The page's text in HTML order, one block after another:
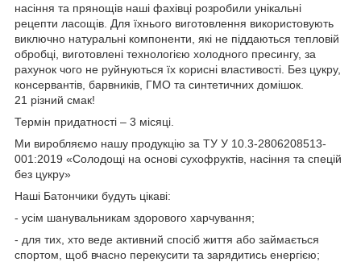
насіння та прянощів наші фахівці розробили унікальні
рецепти ласощів. Для їхнього виготовлення використовують
виключно натуральні компоненти, які не піддаються тепловій
обробці, виготовлені технологією холодного пресингу, за
рахунок чого не руйнуються їх корисні властивості. Без цукру,
консервантів, барвників, ГМО та синтетичних домішок.
21 різний смак!
Термін придатності – 3 місяці.
Ми виробляємо нашу продукцію за ТУ У 10.3-2806208513-
001:2019 «Солодощі на основі сухофруктів, насіння та спецій
без цукру»
Наші Батончики будуть цікаві:
- усім шанувальникам здорового харчування;
- для тих, хто веде активний спосіб життя або займається
спортом, щоб вчасно перекусити та зарядитись енергією;